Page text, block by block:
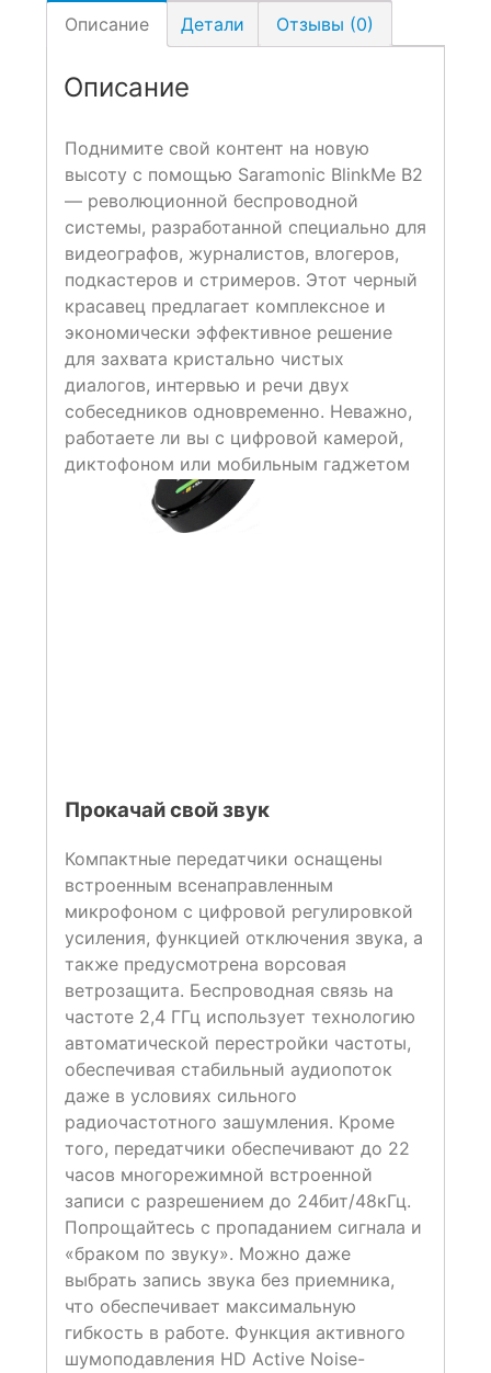
Описание Детали Отзывы (0)
Описание
Поднимите свой контент на новую
высоту с помощью Saramonic BlinkMe B2
— революционной беспроводной
системы, разработанной специально для
видеографов, журналистов, влогеров,
подкастеров и стримеров. Этот черный
красавец предлагает комплексное и
экономически эффективное решение
для захвата кристально чистых
диалогов, интервью и речи двух
собеседников одновременно. Неважно,
работаете ли вы с цифровой камерой,
диктофоном или мобильным гаджетом
Прокачай свой звук
Компактные передатчики оснащены
встроенным всенаправленным
микрофоном с цифровой регулировкой
усиления, функцией отключения звука, а
также предусмотрена ворсовая
ветрозащита. Беспроводная связь на
частоте 2,4 ГГц использует технологию
автоматической перестройки частоты,
обеспечивая стабильный аудиопоток
даже в условиях сильного
радиочастотного зашумления. Кроме
того, передатчики обеспечивают до 22
часов многорежимной встроенной
записи с разрешением до 24бит/48кГц.
Попрощайтесь с пропаданием сигнала и
«браком по звуку». Можно даже
выбрать запись звука без приемника,
что обеспечивает максимальную
гибкость в работе. Функция активного
шумоподавления HD Active Noise-